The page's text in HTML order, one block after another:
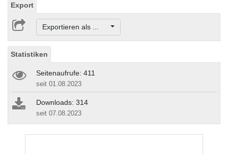
Export
Exportieren als ...
Statistiken
Seitenaufrufe: 411
seit 01.08.2023
Downloads: 314
seit 07.08.2023